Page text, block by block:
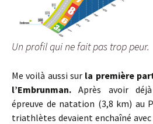
Un profil qui ne fait pas trop peur.
Me voilà aussi sur la première
l’Embrunman. Après avoir
épreuve de natation (3,8 km) au
triathlètes devaient enchaîné avec